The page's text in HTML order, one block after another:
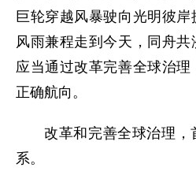
巨轮穿越风暴驶向光明彼
风雨兼程走到今天，同舟
应当通过改革完善全球治
正确航向。
改革和完善全球治理
系。